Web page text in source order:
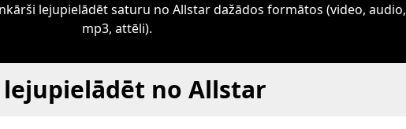
lejupielādēt saturu no Allstar dažādos formātos (video, audio,
mp3, attēli).
lejupielādēt no Allstar